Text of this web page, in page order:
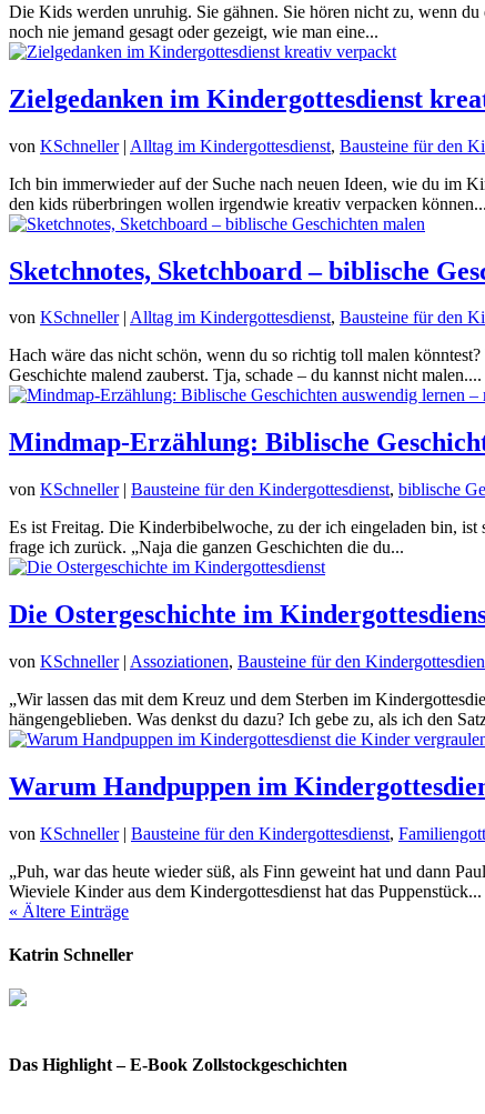
Die Kids werden unruhig. Sie gähnen. Sie hören nicht zu, wenn
noch nie jemand gesagt oder gezeigt, wie man eine...
Zielgedanken im Kindergottesdienst
von KSchneller| Alltag im Kindergottesdienst, Bausteine für den
Ich bin immerwieder auf der Suche nach neuen Ideen, wie du im
den kids rüberbringen wollen irgendwie kreativ verpacken
Sketchnotes, Sketchboard – biblische
von KSchneller| Alltag im Kindergottesdienst, Bausteine für den
Hach wäre das nicht schön, wenn du so richtig toll malen
Geschichte malend zauberst. Tja, schade – du kannst nicht malen....
Mindmap-Erzählung: Biblische
von KSchneller| Bausteine für den Kindergottesdienst, biblische
Es ist Freitag. Die Kinderbibelwoche, zu der ich eingeladen bin, ist
frage ich zurück. „Naja die ganzen Geschichten die du...
Die Ostergeschichte im
von KSchneller| Assoziationen, Bausteine für den
„Wir lassen das mit dem Kreuz und dem Sterben im
hängengeblieben. Was denkst du dazu? Ich gebe zu, als ich den
Warum Handpuppen im
von KSchneller| Bausteine für den Kindergottesdienst,
„Puh, war das heute wieder süß, als Finn geweint hat und dann
Wieviele Kinder aus dem Kindergottesdienst hat das Puppenstück...
« Ältere Einträge
Katrin Schneller
Das Highlight – E-Book Zollstockgeschichten